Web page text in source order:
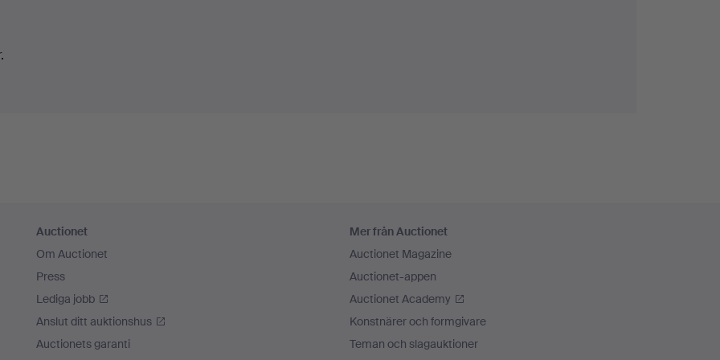
Auctionet
Om Auctionet
Press
Lediga jobb
Anslut ditt auktionshus
Auctionets garanti
Mer från Auctionet
Auctionet Magazine
Auctionet-appen
Auctionet Academy
Konstnärer och formgivare
Teman och slagauktioner